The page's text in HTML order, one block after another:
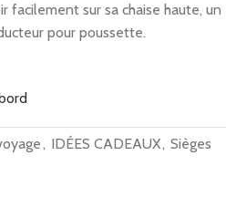
facilement sur sa chaise haute, un
pour poussette.
, IDÉES CADEAUX, Sièges